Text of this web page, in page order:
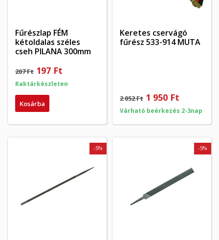
Fűrészlap FÉM
kétoldalas széles
cseh PILANA 300mm
207 Ft 197 Ft
Raktárkészleten
Kosárba
Keretes cservágó
fűrész 533-914 MUTA
2 052 Ft 1 950 Ft
Várható beérkezés 2-3nap
-5% -5%
My wishlists
Create new list
((modalTitle))
((confirmMessage))
((modalDeleteText))
Kívánságlista létrehozása ×
Kívánságlista neve
Mégsem Kívánságlista létrehozása
Bejelentkezés ×
Be kell jelentkezned a termékek kívánságlistába történő
mentéséhez.